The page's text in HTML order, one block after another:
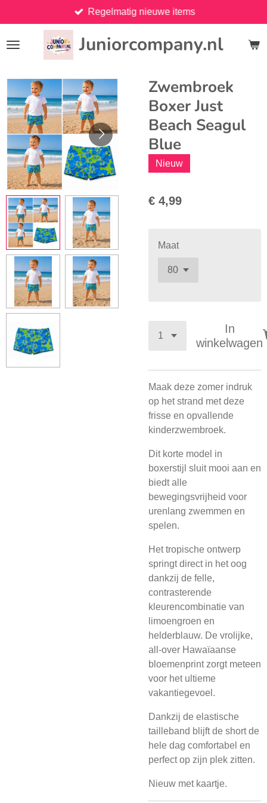
direct
naar
Juniorcompany.nl
Regelmatig nieuwe items
Zwembroek
Boxer Just
Beach Seagul
Blue
Nieuw
€ 4,99
Maat
In
winkelwagen
Maak deze zomer indruk
op het strand met deze
frisse en opvallende
kinderzwembroek.
Dit korte model in
boxerstijl sluit mooi aan en
biedt alle
bewegingsvrijheid voor
urenlang zwemmen en
spelen.
Het tropische ontwerp
springt direct in het oog
dankzij de felle,
contrasterende
kleurencombinatie van
limoengroen en
helderblauw. De vrolijke,
all-over Hawaïaanse
bloemenprint zorgt meteen
voor het ultieme
vakantiegevoel.
Dankzij de elastische
tailleband blijft de short de
hele dag comfortabel en
perfect op zijn plek zitten.
Nieuw met kaartje.